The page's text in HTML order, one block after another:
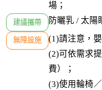
場；
建議攜帶 防曬乳 / 太陽
無障設施
(1)請注意，
(2)可依需求
費）；
(3)使用輪椅